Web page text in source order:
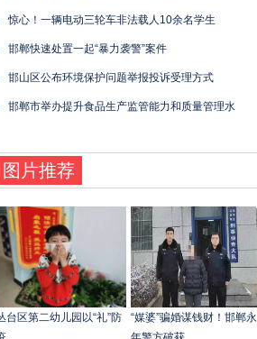
惊心！一辆电动三轮车非法载人10余名学生
邯郸快速处置一起“暴力袭警”案件
邯山区公布环境保护问题举报投诉受理方式
邯郸市举办提升食品生产监管能力和质量管理水
图片推荐
台区第二幼儿园以“礼”防
“媒婆”骗婚谋钱财！邯郸永